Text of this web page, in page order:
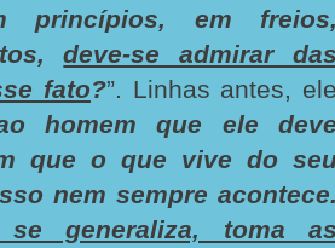
princípios, em freios,
deve-se admirar das
fato?”. Linhas antes, ele
homem que ele deve
que o que vive do
nem sempre acontece.
generaliza, toma as